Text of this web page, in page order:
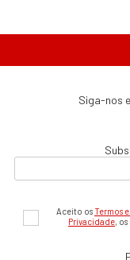
Siga-nos
Aceito osTermos
Privacidade,